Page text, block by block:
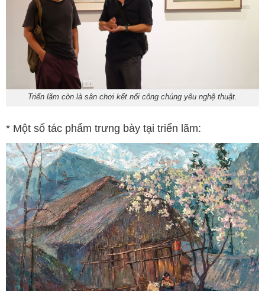
Triển lãm còn là sân chơi kết nối công chúng yêu nghệ thuật.
* Một số tác phẩm trưng bày tại triển lãm: